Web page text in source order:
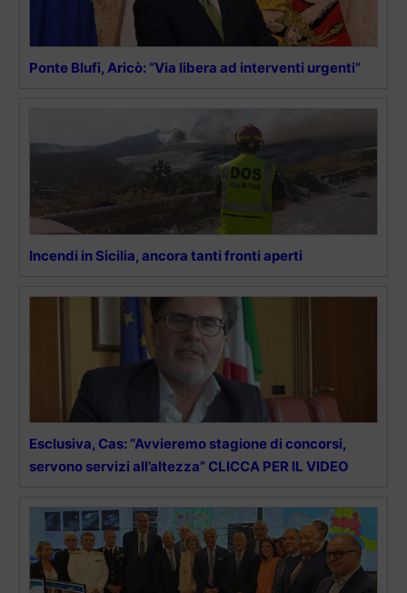
Ponte Blufi, Aricò: “Via libera ad interventi urgenti”
Incendi in Sicilia, ancora tanti fronti aperti
Esclusiva, Cas: “Avvieremo stagione di concorsi,
servono servizi all’altezza” CLICCA PER IL VIDEO